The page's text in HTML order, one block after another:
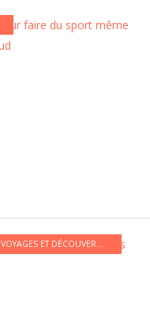
VOYAGES ET DÉCOUVERTES